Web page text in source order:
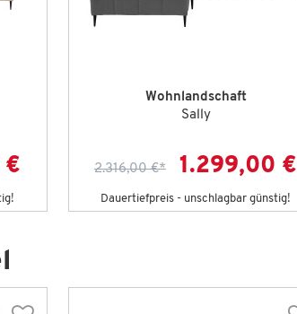
€
Wohnlandschaft
Sally
2.316,00 €* 1.299,00 €
Dauertiefpreis - unschlagbar günstig!